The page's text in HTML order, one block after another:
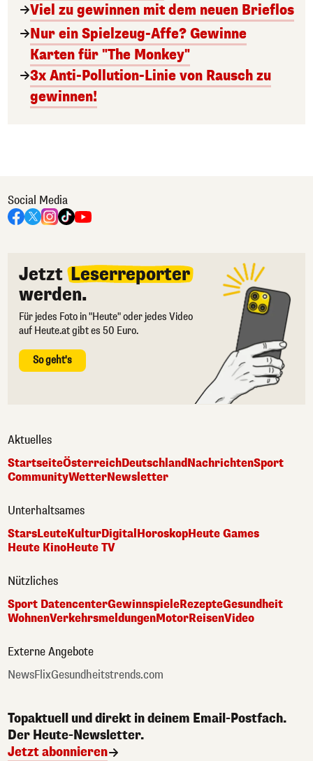
Viel zu gewinnen mit dem neuen Brieflos
Nur ein Spielzeug-Affe? Gewinne
Karten für "The Monkey"
3x Anti-Pollution-Linie von Rausch zu
gewinnen!
Social Media
Jetzt Leserreporter
werden.
Für jedes Foto in "Heute" oder jedes Video
auf Heute.at gibt es 50 Euro.
So geht's
Aktuelles
StartseiteÖsterreichDeutschlandNachrichtenSport
CommunityWetterNewsletter
Unterhaltsames
StarsLeuteKulturDigital HoroskopHeute Games
Heute KinoHeute TV
Nützliches
Sport DatencenterGewinnspieleRezepteGesundheit
WohnenVerkehrsmeldungenMotorReisenVideo
Externe Angebote
NewsFlixGesundheitstrends.com
Topaktuell und direkt in deinem Email-Postfach.
Der Heute-Newsletter.
Jetzt abonnieren